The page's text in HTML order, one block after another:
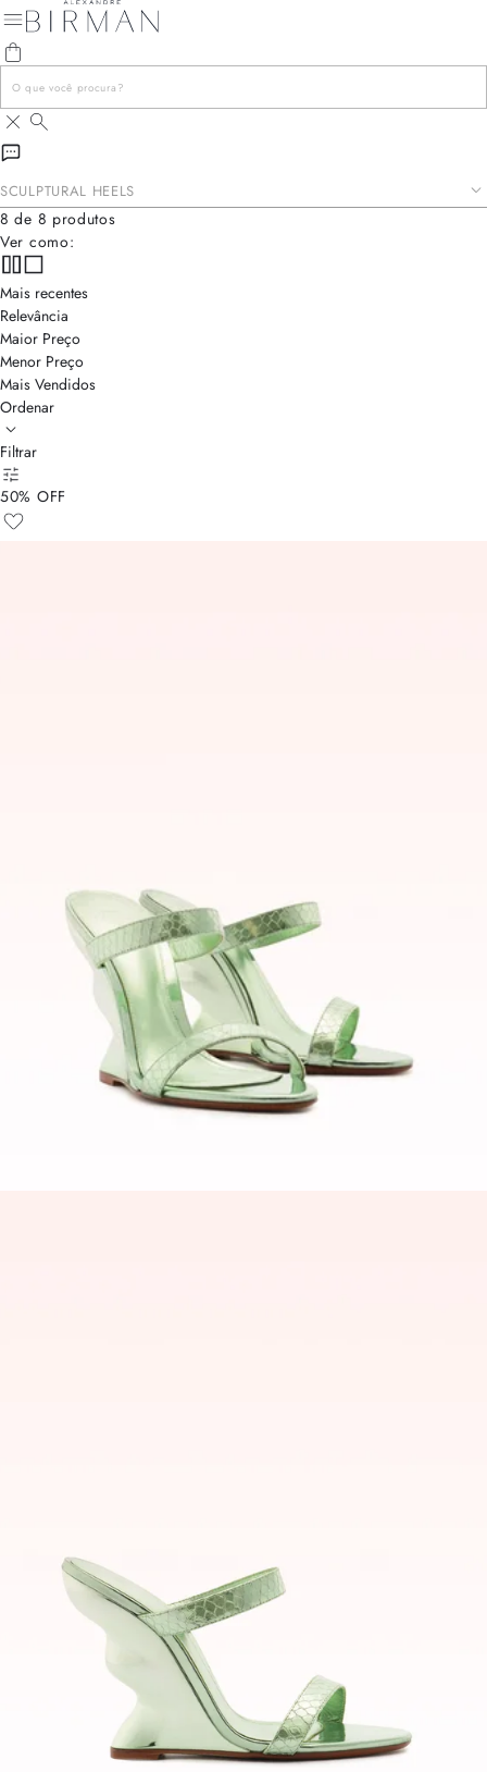
SCULPTURAL HEELS
Onde o design escultural encontra o brilho refinado e a elegância
contemporânea.
8 de 8 produtos
Ver como:
Mais recentes
Relevância
Maior Preço
Menor Preço
Mais Vendidos
Ordenar
Filtrar
50% OFF